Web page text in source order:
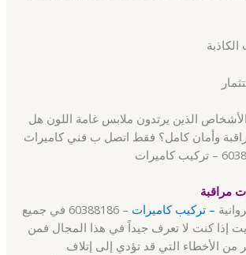
الكاذبة
الذين يرتدون ملابس غامة اللون هل
وأمان كامل؟ فقط اتصل ب فني كاميرات
مراقبة
– تركيب كاميرات
– 60388186 في جميع
إذا كنت لا تعرف جيداً في هذا المجال فمن
من الأخطاء التي قد تؤدي إلى إتلاف